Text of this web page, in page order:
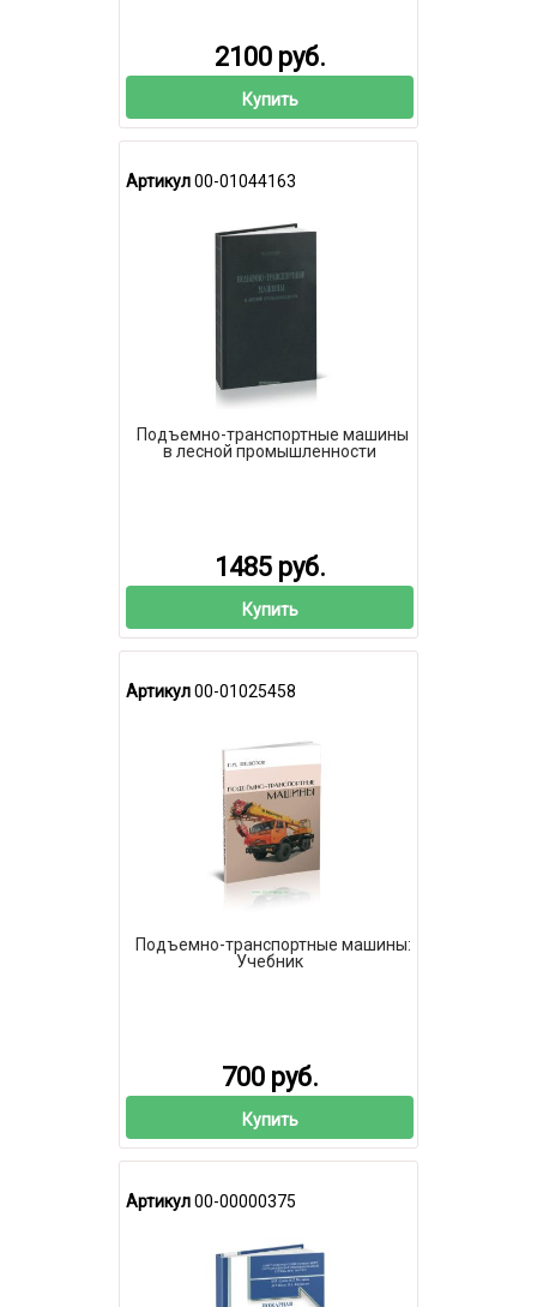
2100 руб.
Купить
Артикул00-01044163
Подъемно-транспортные машины
в лесной промышленности
1485 руб.
Купить
Артикул00-01025458
Подъемно-транспортные машины:
Учебник
700 руб.
Купить
Артикул00-00000375